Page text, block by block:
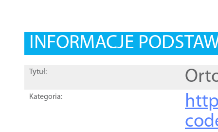
INFORMACJE
Tytuł:
Kategoria: